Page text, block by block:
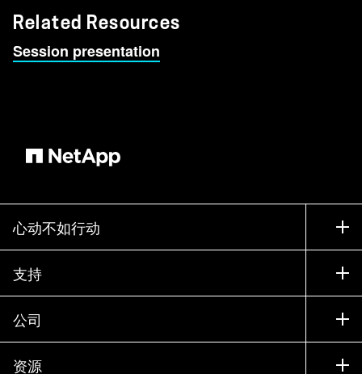
Related Resources
Session presentation
心动不如行动
如何购买
联系销售部门
寻找合作伙伴
试用产品
支持
支持
训练
公司
公司
资源